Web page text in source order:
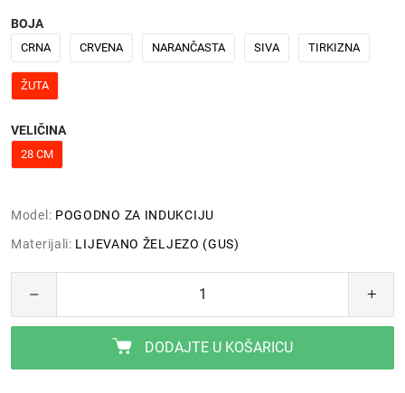
BOJA
CRNA CRVENA NARANČASTA SIVA TIRKIZNA
ŽUTA
VELIČINA
28 CM
Model: POGODNO ZA INDUKCIJU
Materijali: LIJEVANO ŽELJEZO (GUS)
DODAJTE U KOŠARICU